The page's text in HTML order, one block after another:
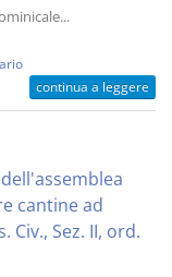
continua a leggere
cantine ad
Civ., Sez. II, ord.